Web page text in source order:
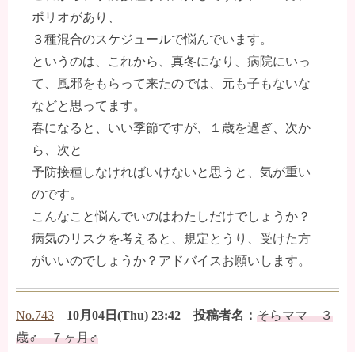
ポリオがあり、
３種混合のスケジュールで悩んでいます。
というのは、これから、真冬になり、病院にいっ
て、風邪をもらって来たのでは、元も子もないな
などと思ってます。
春になると、いい季節ですが、１歳を過ぎ、次か
ら、次と
予防接種しなければいけないと思うと、気が重い
のです。
こんなこと悩んでいのはわたしだけでしょうか？
病気のリスクを考えると、規定とうり、受けた方
がいいのでしょうか？アドバイスお願いします。
No.743 10月04日(Thu) 23:42 投稿者名： そらママ ３
歳♂ ７ヶ月♂